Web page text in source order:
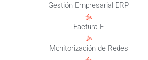
Gestión Empresarial ERP
Factura E
Monitorización de Redes